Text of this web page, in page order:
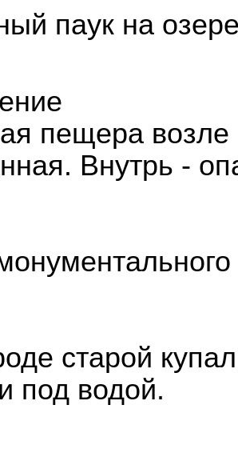
паук на
пещера
Внутрь -
старой
под водой.